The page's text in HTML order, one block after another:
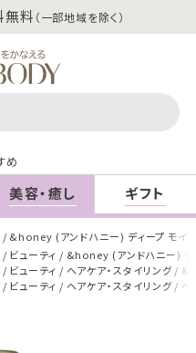
無料 （一部地域を除く）
め
美容・癒し ギフト
&honey (アンドハニー) ディープ モイ
ビューティ
&honey (アンドハニー) デ
ビューティ ヘアケア・スタイリング
ビューティ ヘアケア・スタイリング ヘ